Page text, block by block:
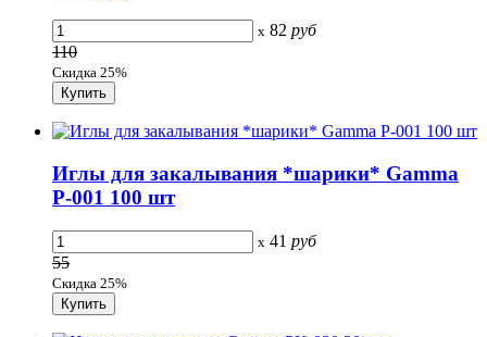
x 82 руб
110
Скидка 25%
Иглы для закалывания *шарики* Gamma
P-001 100 шт
x 41 руб
55
Скидка 25%